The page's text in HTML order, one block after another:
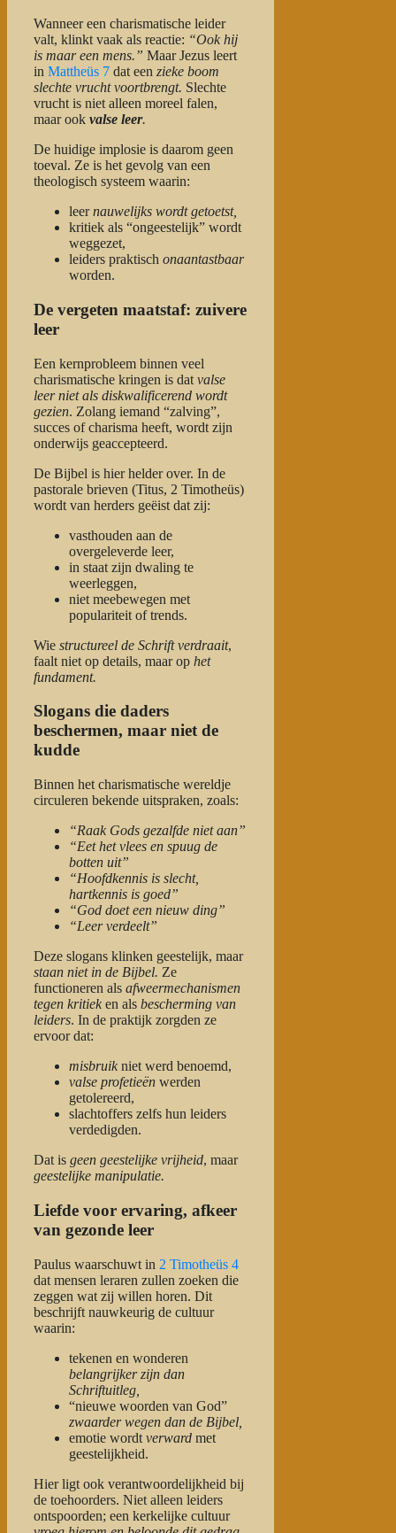
Wanneer een charismatische leider
valt, klinkt vaak als reactie: “Ook hij
is maar een mens.” Maar Jezus leert
in Mattheüs 7 dat een zieke boom
slechte vrucht voortbrengt. Slechte
vrucht is niet alleen moreel falen,
maar ook valse leer.
De huidige implosie is daarom geen
toeval. Ze is het gevolg van een
theologisch systeem waarin:
leernauwelijks wordt getoetst,
kritiek als “ongeestelijk” wordt
weggezet,
leiders praktisch onaantastbaar
worden.
De vergeten maatstaf: zuivere
leer
Een kernprobleem binnen veel
charismatische kringen is dat valse
leer niet als diskwalificerend wordt
gezien. Zolang iemand “zalving”,
succes of charisma heeft, wordt zijn
onderwijs geaccepteerd.
De Bijbel is hier helder over. In de
pastorale brieven (Titus, 2 Timotheüs)
wordt van herders geëist dat zij:
vasthouden aan de
overgeleverde leer,
in staat zijn dwaling te
weerleggen,
niet meebewegen met
populariteit of trends.
Wie structureel de Schrift verdraait,
faalt niet op details, maar op het
fundament.
Slogans die daders
beschermen, maar niet de
kudde
Binnen het charismatische wereldje
circuleren bekende uitspraken, zoals:
“Raak Gods gezalfde niet aan”
“Eet het vlees en spuug de
botten uit”
“Hoofdkennis is slecht,
hartkennis is goed”
“God doet een nieuw ding”
“Leer verdeelt”
Deze slogans klinken geestelijk, maar
staan niet in de Bijbel. Ze
functioneren als afweermechanismen
tegen kritiek en als bescherming van
leiders. In de praktijk zorgden ze
ervoor dat:
misbruik niet werd benoemd,
valse profetieën werden
getolereerd,
slachtoffers zelfs hun leiders
verdedigden.
Dat is geen geestelijke vrijheid, maar
geestelijke manipulatie.
Liefde voor ervaring, afkeer
van gezonde leer
Paulus waarschuwt in 2 Timotheüs 4
dat mensen leraren zullen zoeken die
zeggen wat zij willen horen. Dit
beschrijft nauwkeurig de cultuur
waarin:
tekenen en wonderen
belangrijker zijn dan
Schriftuitleg,
“nieuwe woorden van God”
zwaarder wegen dan de Bijbel,
emotie wordt verward met
geestelijkheid.
Hier ligt ook verantwoordelijkheid bij
de toehoorders. Niet alleen leiders
ontspoorden; een kerkelijke cultuur